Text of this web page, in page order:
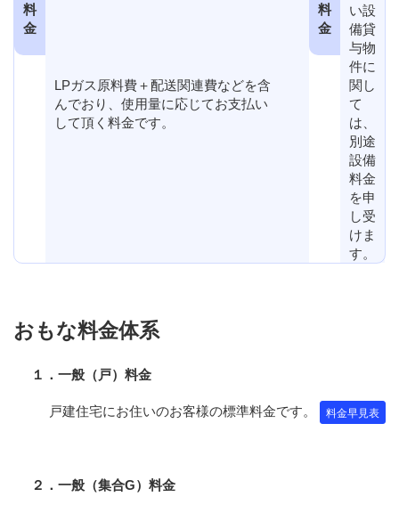
料
金
LPガス原料費＋配送関連費などを含
んでおり、使用量に応じてお支払い
して頂く料金です。
料
金
い設
備貸
与物
件に
関し
て
は、
別途
設備
料金
を申
し受
けま
す。
おもな料金体系
１．一般（戸）料金
戸建住宅にお住いのお客様の標準料金です。 料金早見表
２．一般（集合G）料金